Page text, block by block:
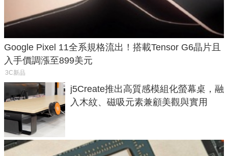
Google Pixel 11全系規格流出！搭載Tensor G6晶片且
入手價調漲至899美元
3C新品
j5Create推出高質感模組化螢幕桌，融
入木紋、磁吸元素兼顧美觀與實用